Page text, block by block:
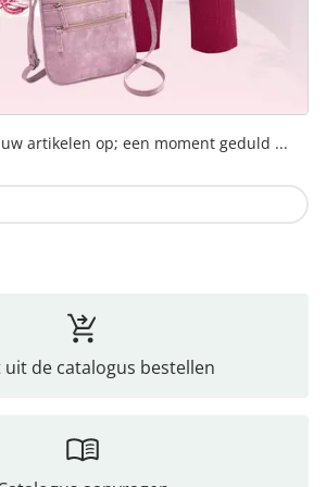
artikelen op; een moment geduld ...
uit de catalogus bestellen